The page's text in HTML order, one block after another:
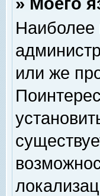
Наиболее
или же